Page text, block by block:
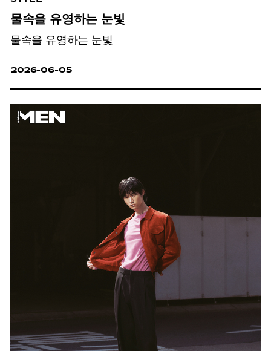
물속을 유영하는 눈빛
물속을 유영하는 눈빛
2026-06-05